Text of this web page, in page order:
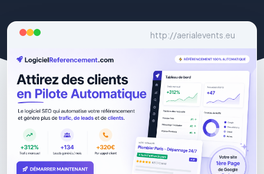
http://aerialevents.eu